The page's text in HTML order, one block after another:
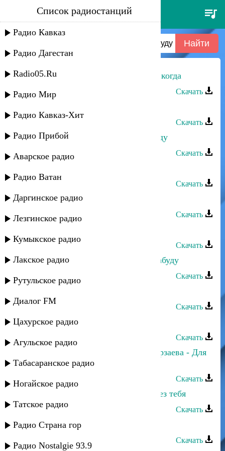
документальное я тебя никогда
не забуду (рус) -
документальное я тебя никогда
Список радиостанций
Радио Кавказ
Радио Дагестан
Radio05.Ru
Радио Мир
Радио Кавказ-Хит
Радио Прибой
Аварское радио
Радио Ватан
Даргинское радио
Лезгинское радио
Кумыкское радио
Лакское радио
Рутульское радио
Диалог FM
Цахурское радио
Агульское радио
Табасаранское радио
Ногайское радио
Татское радио
Радио Страна гор
Радио Nostalgie 93.9
Халил Алиев - Я не забуду тебя никогда
Скачать
Скачать
Хасан Мусаев - Я тебя век не забуду
Скачать
Скачать
Аслан Гусейнов - Я не забуду тебя
Скачать
Скачать
Гаджилав Гаджилаев - Я тебя не забуду
Скачать
Скачать
Руслан Атаев - Жду тебя
Скачать
Руслан Гасанов, Альбина Казакмурзаева - Для
тебя
Скачать
Рустам Ахмедханов - Нет жизни без тебя
Скачать
Руслан Аджиев - Люблю тебя
Скачать